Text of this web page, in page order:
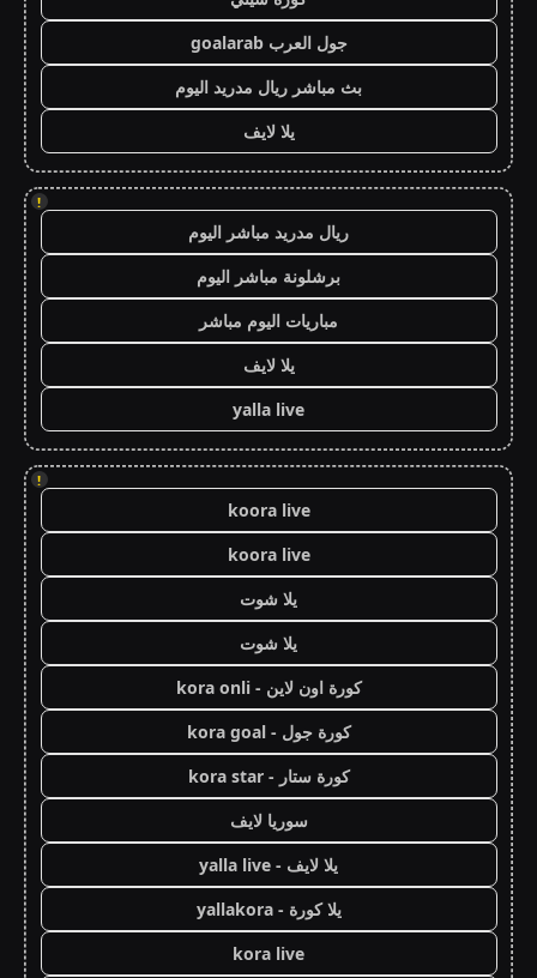
جول العرب goalarab
بث مباشر ريال مدريد اليوم
يلا لايف
!
ريال مدريد مباشر اليوم
برشلونة مباشر اليوم
مباريات اليوم مباشر
يلا لايف
yalla live
!
koora live
koora live
يلا شوت
يلا شوت
كورة اون لاين - kora onli
كورة جول - kora goal
كورة ستار - kora star
سوريا لايف
يلا لايف - yalla live
يلا كورة - yallakora
kora live